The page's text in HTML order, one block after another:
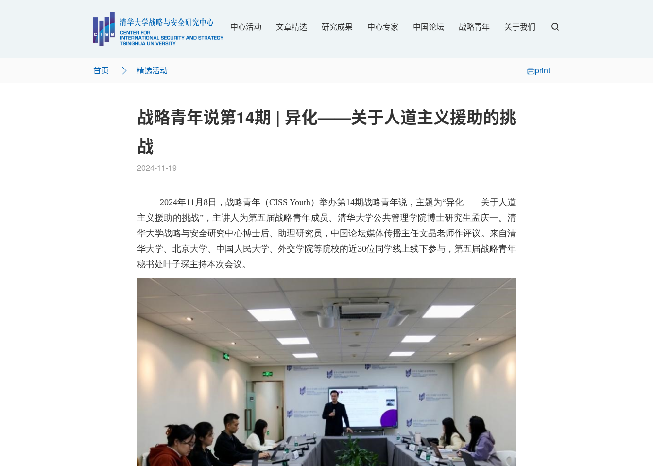
中心活动 文章精选 研究成果 中心专家 中国论坛 战略青年 关于我们
首页 精选活动 print
战略青年说第14期 | 异化——关于人道主义援助的挑
战
2024-11-19
2024年11 月8 日，战略青年（CISS Youth）举办第14期战略青年说，主题为“异化——关于人道
主义援助的挑战”，主讲人为第五届战略青年成员、清华大学公共管理学院博士研究生孟庆一。清
华大学战略与安全研究中心博士后、助理研究员，中国论坛媒体传播主任文晶老师作评议。来自清
华大学、北京大学、中国人民大学、外交学院等院校的近30位同学线上线下参与，第五届战略青年
秘书处叶子琛主持本次会议。